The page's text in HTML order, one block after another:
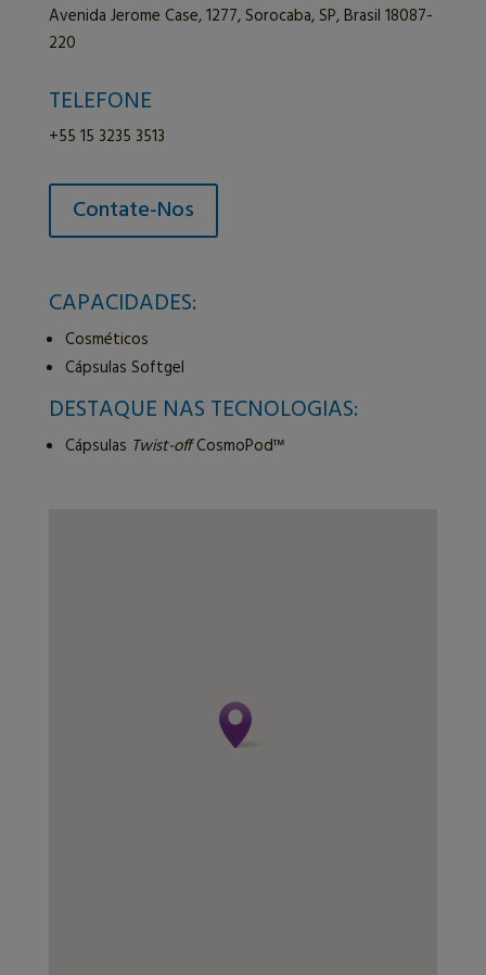
Avenida Jerome Case, 1277, Sorocaba, SP, Brasil 18087-
220
TELEFONE
+55 15 3235 3513
Contate-Nos
CAPACIDADES:
Cosméticos
Cápsulas Softgel
DESTAQUE NAS TECNOLOGIAS:
Cápsulas Twist-offCosmoPod™